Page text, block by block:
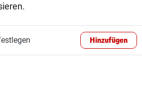
Hinzufügen